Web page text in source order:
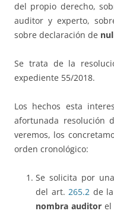
del propio derecho,
auditor y experto,
sobre declaración de
Se trata de la
expediente 55/2018.
Los hechos esta
afortunada resolución
veremos, los
orden cronológico:
Se solicita por
del art.265.2 de
nombra auditorel